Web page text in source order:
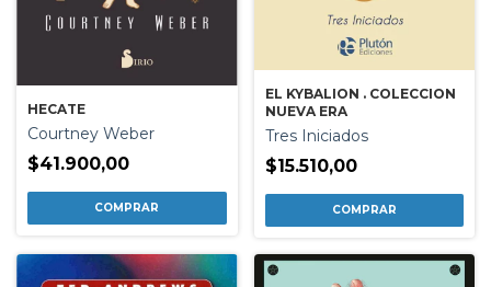
HECATE
Courtney Weber
$41.900,00
EL KYBALION . COLECCION
NUEVA ERA
Tres Iniciados
$15.510,00